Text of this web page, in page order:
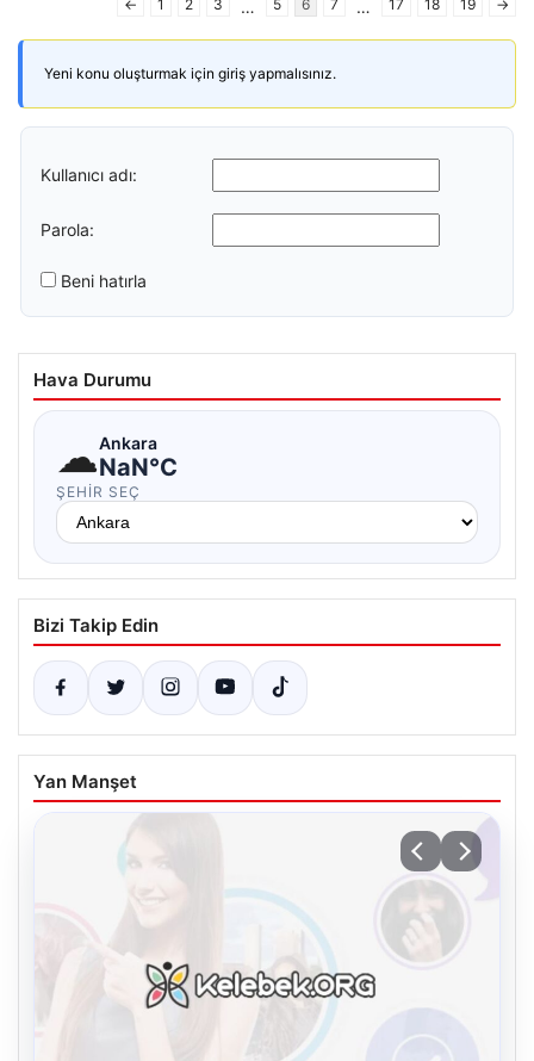
← 1 2 3 … 5 6 7 … 17 18 19 →
Yeni konu oluşturmak için giriş yapmalısınız.
Kullanıcı adı:
Parola:
Beni hatırla
Hava Durumu
☁Ankara
NaN°C
ŞEHIR SEÇ
Bizi Takip Edin
Yan Manşet